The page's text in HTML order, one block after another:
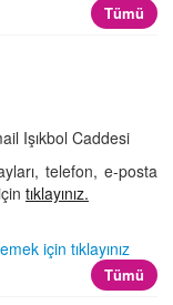
Tümü
Işıkbol Caddesi
telefon, e-posta
tıklayınız.
için tıklayınız
Tümü